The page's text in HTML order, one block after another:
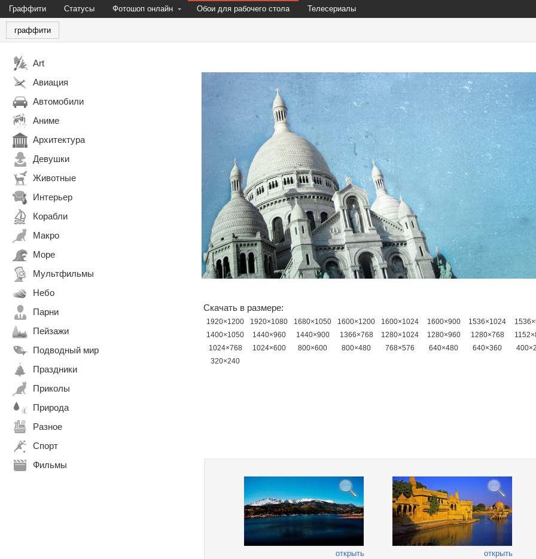
Граффити Статусы Фотошоп онлайн Обои для рабочего стола Телесериалы
граффити
Art
Авиация
Автомобили
Аниме
Архитектура
Девушки
Животные
Интерьер
Корабли
Макро
Море
Мультфильмы
Небо
Парни
Пейзажи
Подводный мир
Праздники
Приколы
Природа
Разное
Спорт
Фильмы
Скачать в размере:
1920×1200 1920×1080 1680×1050 1600×1200 1600×1024 1600×900 1536×1024
1400×1050
1440×960 1440×900 1366×768 1280×1024 1280×960 1280×768
1024×768
1024×600 800×600 800×480 768×576 640×480 640×360
320×240
открыть открыть